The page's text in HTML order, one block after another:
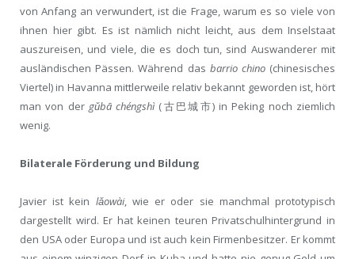
von Anfang an verwundert, ist die Frage, warum es so viele von
ihnen hier gibt. Es ist nämlich nicht leicht, aus dem Inselstaat
auszureisen, und viele, die es doch tun, sind Auswanderer mit
ausländischen Pässen. Während das barrio chino(chinesisches
Viertel) in Havanna mittlerweile relativ bekannt geworden ist, hört
man von der gǔbā chéngshì (古巴城市) in Peking noch ziemlich
wenig.
Bilaterale Förderung und Bildung
Javier ist kein lǎowài, wie er oder sie manchmal prototypisch
dargestellt wird. Er hat keinen teuren Privatschulhintergrund in
den USA oder Europa und ist auch kein Firmenbesitzer. Er kommt